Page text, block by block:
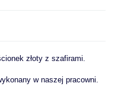
złoty z szafirami.
w naszej pracowni.